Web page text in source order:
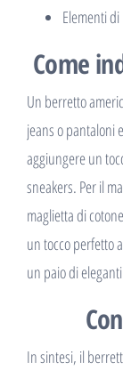
Elementi
Come
Un berretto
jeans o pantaloni
aggiungere un
sneakers. Per il
maglietta di
un tocco perfetto
un paio di
In sintesi, il